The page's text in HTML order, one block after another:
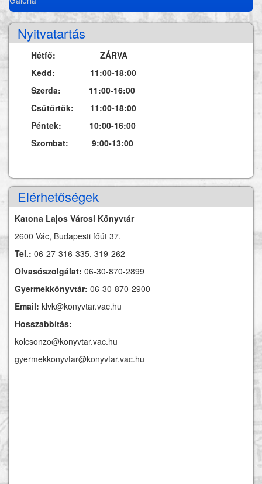
Nyitvatartás
Hétfő: ZÁRVA
Kedd: 11:00-18:00
Szerda: 11:00-16:00
Csütörtök: 11:00-18:00
Péntek: 10:00-16:00
Szombat: 9:00-13:00
Elérhetőségek
Katona Lajos Városi Könyvtár
2600 Vác, Budapesti főút 37.
Tel.: 06-27-316-335, 319-262
Olvasószolgálat: 06-30-870-2899
Gyermekkönyvtár: 06-30-870-2900
Email: klvk@konyvtar.vac.hu
Hosszabbítás:
kolcsonzo@konyvtar.vac.hu
gyermekkonyvtar@konyvtar.vac.hu